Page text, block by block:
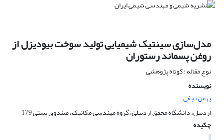
مدل‌سازی سینتیک شیمیایی تولید سوخت بیودیزل از
روغن پسماند رستوران
نوع مقاله : کوتاه پژوهشی
نویسنده
بهمن نجفی
اردبیل، دانشگاه محقق اردبیلی، گروه مهندسی مکانیک، صندوق پستی 179
چکیده